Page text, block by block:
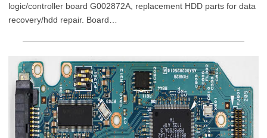
logic/controller board G002872A, replacement HDD parts for data
recovery/hdd repair. Board…